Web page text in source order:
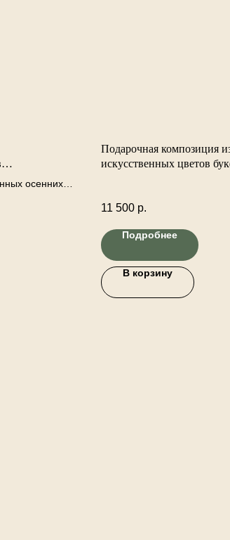
осенних
использую
тыкву ,
Подарочная композиция
искусственных цветов
11 500 р.
Подробнее
В корзину